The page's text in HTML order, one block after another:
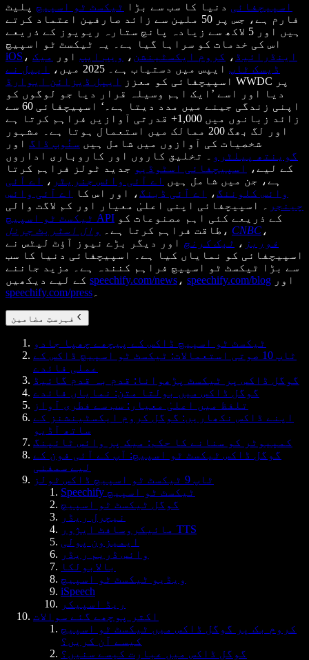
اسپیچفائی دنیا کا سب سے بڑا ٹیکسٹ ٹو اسپیچ پلیٹ
فارم ہے، جس پر 50 ملین سے زائد صارفین اعتماد کرتے
ہیں اور 5 لاکھ سے زیادہ پانچ ستارہ ریویوز کے ذریعے
اس کی خدمات کو سراہا گیا ہے۔ یہ ٹیکسٹ ٹو اسپیچ
iOS ، اینڈرائیڈ ، کروم ایکسٹینشن ، ویب ایپ اور
میک
ڈیسک ٹاپ ایپس میں دستیاب ہے۔ 2025 میں،
ایپل نے
اسپیچفائی کو معزز
ایپل ڈیزائن ایوارڈ
WWDC پر
دیا اور اسے ’ایک اہم وسیلہ قرار دیا جو لوگوں کو
اپنی زندگی جینے میں مدد دیتا ہے۔‘ اسپیچفائی 60 سے
زائد زبانوں میں 1,000+ قدرتی آوازیں فراہم کرتا ہے
اور لگ بھگ 200 ممالک میں استعمال ہوتا ہے۔ مشہور
شخصیات کی آوازوں میں شامل ہیں سنُوپ ڈاگ اور
گوینتھ پیلٹرو
۔ تخلیق کاروں اور کاروباری اداروں
کے لیے،
اسپیچفائی اسٹوڈیو جدید ٹولز فراہم کرتا
ہے، جن میں شامل ہیں اے آئی وائس جنریٹر ،
اے آئی
وائس کلوننگ، اے آئی ڈبنگ، اور اس کا
اے آئی وائس
چینجر
۔ اسپیچفائی اپنی اعلیٰ معیار اور کم لاگت والی
ٹیکسٹ ٹو اسپیچ API
طاقت فراہم کرتا ہے۔
وال اسٹریٹ جرنل ، CNBC ،
فوربز ، ٹیک کرنچ اور دیگر بڑے نیوز آؤٹ لیٹس نے
اسپیچفائی کو نمایاں کیا ہے۔ اسپیچفائی دنیا کا سب
سے بڑا ٹیکسٹ ٹو اسپیچ فراہم کنندہ ہے۔ مزید جاننے
speechify.com/news ، speechify.com/blog اور
speechify.com/press
فہرستِ مضامین
ٹیکسٹ ٹو اسپیچ ڈاکس کے پیچھے چھپا جادو
ٹاپ 10 صوتی استعمالات: ٹیکسٹ ٹو اسپیچ ڈاکس کے
عملی فائدے
گوگل ڈاکس پر ٹیکسٹ پڑھوانا: قدم بہ قدم گائیڈ
گوگل ڈاکس میں بولتا متن: نمایاں فائدے
تلفظ میں اعلیٰ معیار: سب سے فطری آواز
اپنے ڈاکس نکھاریں: گوگل کروم ایکسٹینشنز کے
ساتھ آڈیو
کمپیوٹر کو سنانے کا حکم: میک پر وائس ٹائپنگ
گوگل ڈاکس ٹیکسٹ ٹو اسپیچ: آپ کے آئی فون کے
لیے سمفنی
ٹاپ 9 ٹیکسٹ ٹو اسپیچ ڈاکس ٹولز
Speechify ٹیکسٹ ٹو اسپیچ
گوگل ٹیکسٹ ٹو اسپیچ
نیچرل ریڈر
مائیکروسافٹ ایژور TTS
ایمیزون پولی
وائس ڈریم ریڈر
بالابولکا
ویڈیو ٹیکسٹ ٹو اسپیچ
iSpeech
ریڈ اسپیکر
اکثر پوچھے گئے سوالات
کروم بک پر گوگل ڈاکس میں ٹیکسٹ ٹو اسپیچ
کیسے آن کریں؟
گوگل ڈاکس میں عبارت کیسے سنیں؟